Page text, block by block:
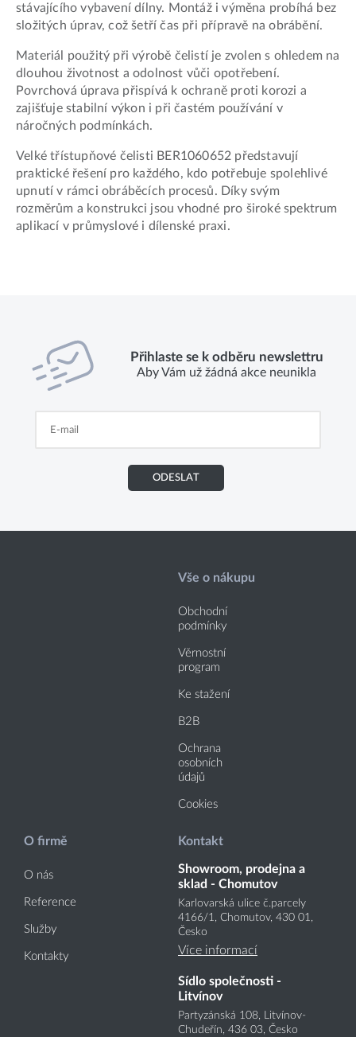
stávajícího vybavení dílny. Montáž i výměna probíhá bez
složitých úprav, což šetří čas při přípravě na obrábění.
Materiál použitý při výrobě čelistí je zvolen s ohledem na
dlouhou životnost a odolnost vůči opotřebení.
Povrchová úprava přispívá k ochraně proti korozi a
zajišťuje stabilní výkon i při častém používání v
náročných podmínkách.
Velké třístupňové čelisti BER1060652 představují
praktické řešení pro každého, kdo potřebuje spolehlivé
upnutí v rámci obráběcích procesů. Díky svým
rozměrům a konstrukci jsou vhodné pro široké spektrum
aplikací v průmyslové i dílenské praxi.
Přihlaste se k odběru newslettru
Aby Vám už žádná akce neunikla
ODESLAT
Vše o nákupu
Obchodní
podmínky
Věrnostní
program
Ke stažení
B2B
Ochrana
osobních
údajů
Cookies
O firmě
O nás
Reference
Služby
Kontakty
Kontakt
Showroom, prodejna a
sklad - Chomutov
Karlovarská ulice č.parcely
4166/1, Chomutov, 430 01,
Česko
Více informací
Sídlo společnosti -
Litvínov
Partyzánská 108, Litvínov-
Chudeřín, 436 03, Česko